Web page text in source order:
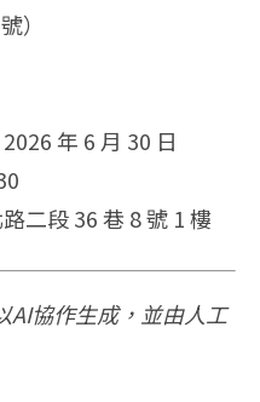
）
年 6 月 30 日
二段 36 巷 8 號 1 樓
AI協作生成，並由人工